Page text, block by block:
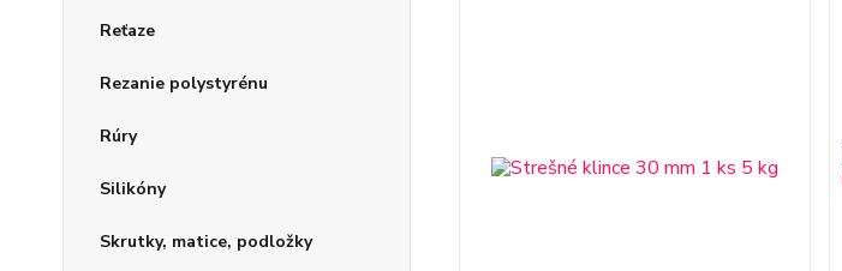
Reťaze
Rezanie polystyrénu
Rúry
Silikóny
Skrutky, matice, podložky